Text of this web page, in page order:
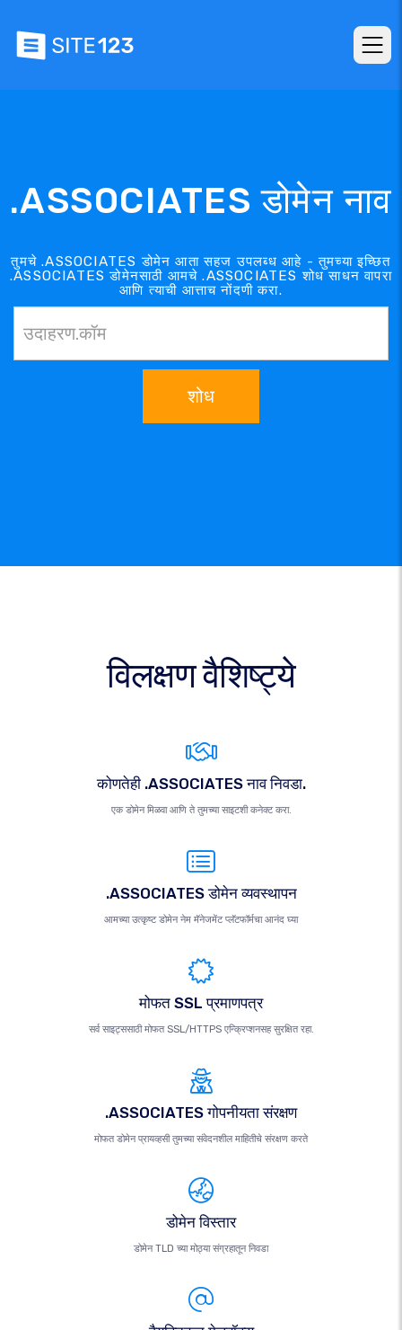
.ASSOCIATES डोमेन नाव
तुमचे .ASSOCIATES डोमेन आता सहज उपलब्ध आहे - तुमच्या इच्छित
.ASSOCIATES डोमेनसाठी आमचे .ASSOCIATES शोध साधन वापरा
आणि त्याची आत्ताच नोंदणी करा.
शोध
विलक्षण वैशिष्ट्ये
कोणतेही .ASSOCIATES नाव निवडा.
एक डोमेन मिळवा आणि ते तुमच्या साइटशी कनेक्ट करा.
.ASSOCIATES डोमेन व्यवस्थापन
आमच्या उत्कृष्ट डोमेन नेम मॅनेजमेंट प्लॅटफॉर्मचा आनंद घ्या
मोफत SSL प्रमाणपत्र
सर्व साइट्ससाठी मोफत SSL/HTTPS एन्क्रिप्शनसह सुरक्षित रहा.
.ASSOCIATES गोपनीयता संरक्षण
मोफत डोमेन प्रायव्हसी तुमच्या संवेदनशील माहितीचे संरक्षण करते
डोमेन विस्तार
डोमेन TLD च्या मोठ्या संग्रहातून निवडा